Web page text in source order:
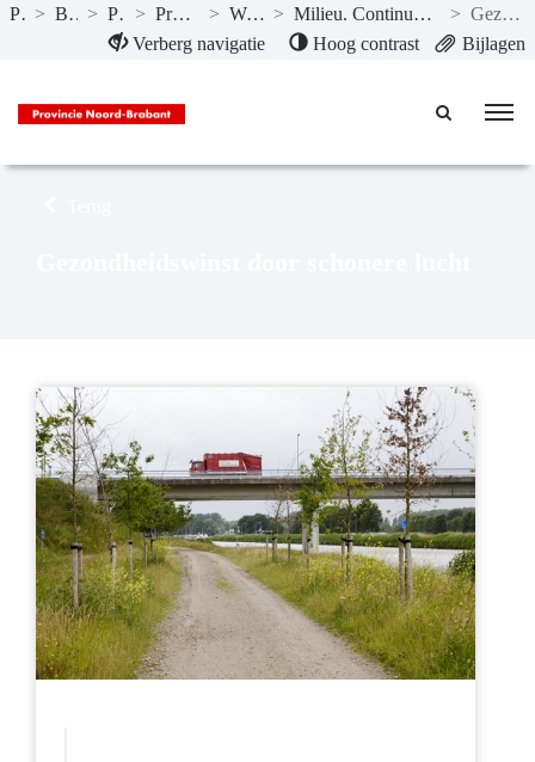
Naar hoofdinhoud
Publicaties> Begroting 2025 > Programma’s> Programma 4 Natuur en milieu > Wat willen we bereiken? > Milieu. Continue verbetering van de luchtkwaliteit en vermindering van de geluid-, geur- en lichthinder >
Gezondheidswinst door schonere lucht
Verberg navigatie
Hoog contrast Bijlagen